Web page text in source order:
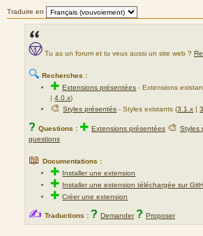
u
m
e
s
a
Traduire en
Tu as un forum et tu veux aussi un site web ?
🔍 Recherches :
✚Extensions présentées -Extensions
|4.0.x)
🎨Styles présentés - Styles existants (3.1.x |
? Questions : ✚ Extensions présentées 🎨 Styles
questions
📖 Documentations :
✚ Installer une extension
✚ Installer une extension téléchargée sur
✚Créer une extension
✍ Traductions : ? Demander ? Proposer